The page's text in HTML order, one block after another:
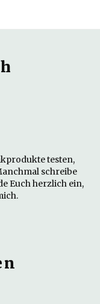
testen,
schreibe
Euch herzlich ein,